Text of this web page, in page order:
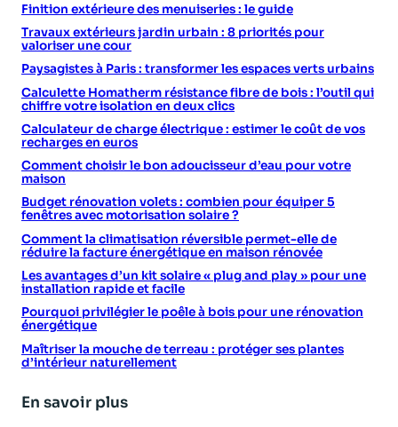
Finition extérieure des menuiseries : le guide
Travaux extérieurs jardin urbain : 8 priorités pour
valoriser une cour
Paysagistes à Paris : transformer les espaces verts urbains
Calculette Homatherm résistance fibre de bois : l’outil qui
chiffre votre isolation en deux clics
Calculateur de charge électrique : estimer le coût de vos
recharges en euros
Comment choisir le bon adoucisseur d’eau pour votre
maison
Budget rénovation volets : combien pour équiper 5
fenêtres avec motorisation solaire ?
Comment la climatisation réversible permet-elle de
réduire la facture énergétique en maison rénovée
Les avantages d’un kit solaire « plug and play » pour une
installation rapide et facile
Pourquoi privilégier le poêle à bois pour une rénovation
énergétique
Maîtriser la mouche de terreau : protéger ses plantes
d’intérieur naturellement
En savoir plus